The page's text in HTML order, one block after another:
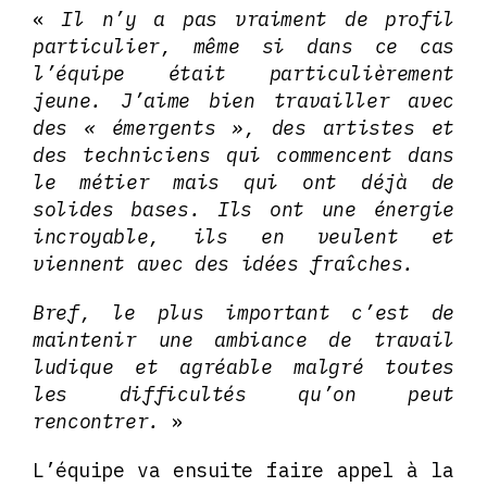
« Il n’y a pas vraiment de profil
particulier, même si dans ce cas
l’équipe était particulièrement
jeune. J’aime bien travailler avec
des « émergents », des artistes et
des techniciens qui commencent dans
le métier mais qui ont déjà de
solides bases. Ils ont une énergie
incroyable, ils en veulent et
viennent avec des idées fraîches.
Bref, le plus important c’est de
maintenir une ambiance de travail
ludique et agréable malgré toutes
les difficultés qu’on peut
rencontrer. »
L’équipe va ensuite faire appel à la